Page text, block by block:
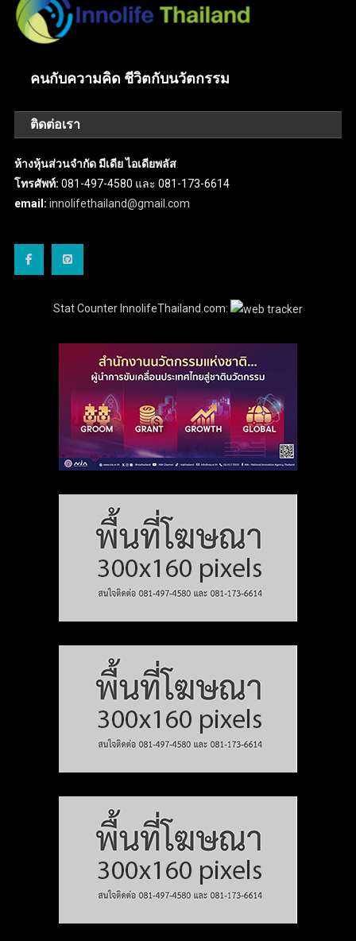
คนกับความคิด ชีวิตกับนวัตกรรม
ติดต่อเรา
ห้างหุ้นส่วนจำกัด มีเดีย ไอเดียพลัส
โทรศัพท์: 081-497-4580 และ 081-173-6614
email: innolifethailand@gmail.com
Stat Counter InnolifeThailand.com: